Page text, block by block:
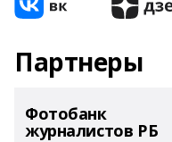
Партнеры
Фотобанк
журналистов РБ